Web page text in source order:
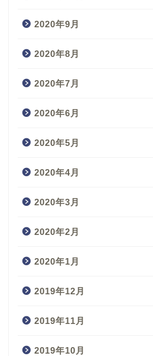
2020年9月
2020年8月
2020年7月
2020年6月
2020年5月
2020年4月
2020年3月
2020年2月
2020年1月
2019年12月
2019年11月
2019年10月